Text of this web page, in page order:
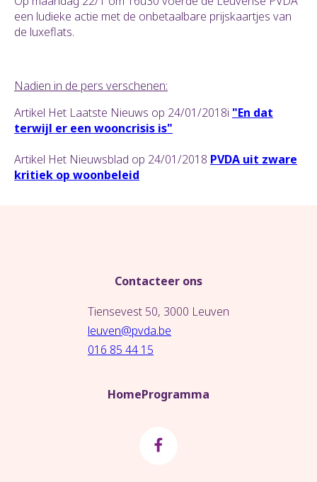
een ludieke actie met de onbetaalbare prijskaartjes van
de luxeflats.
Nadien in de pers verschenen:
Artikel Het Laatste Nieuws op 24/01/2018i "En dat
terwijl er een wooncrisis is"
Artikel Het Nieuwsblad op 24/01/2018 PVDA uit zware
kritiek op woonbeleid
Contacteer ons
Tiensevest 50, 3000 Leuven
leuven@pvda.be
016 85 44 15
HomeProgramma